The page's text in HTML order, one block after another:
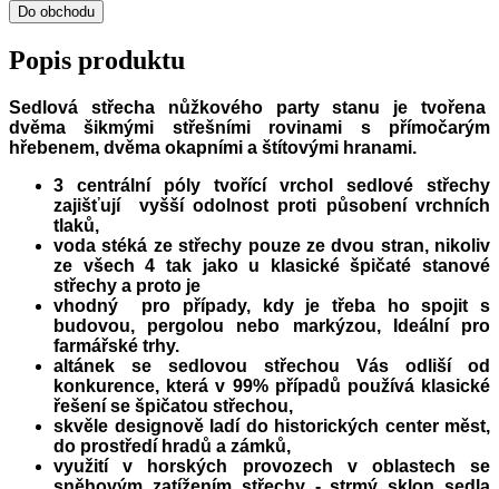
Do obchodu
Popis produktu
Sedlová střecha nůžkového party stanu je tvořena
dvěma šikmými střešními rovinami s přímočarým
hřebenem, dvěma okapními a štítovými hranami.
3 centrální póly tvořící vrchol sedlové střechy
zajišťují vyšší odolnost proti působení vrchních
tlaků,
voda stéká ze střechy pouze ze dvou stran, nikoliv
ze všech 4 tak jako u klasické špičaté stanové
střechy a proto je
vhodný pro případy, kdy je třeba ho spojit s
budovou, pergolou nebo markýzou, Ideální pro
farmářské trhy.
altánek se sedlovou střechou Vás odliší od
konkurence, která v 99% případů používá klasické
řešení se špičatou střechou,
skvěle designově ladí do historických center měst,
do prostředí hradů a zámků,
využití v horských provozech v oblastech se